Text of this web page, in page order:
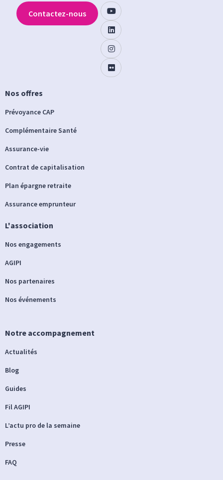
Nos offres
Prévoyance CAP
Complémentaire Santé
Assurance-vie
Contrat de capitalisation
Plan épargne retraite
Assurance emprunteur
L'association
Nos engagements
AGIPI
Nos partenaires
Nos événements
Notre accompagnement
Actualités
Blog
Guides
Fil AGIPI
L’actu pro de la semaine
Presse
FAQ
Contactez-nous